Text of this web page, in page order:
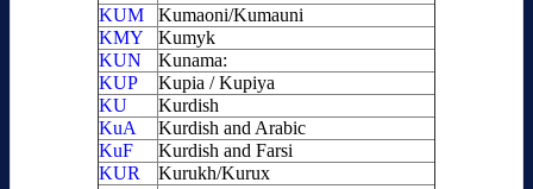
KUM
Kumaoni/Kumauni
KMY
Kumyk
KUN
Kunama:
KUP
Kupia / Kupiya
KU
Kurdish
KuA
Kurdish and Arabic
KuF
Kurdish and Farsi
KUR
Kurukh/Kurux